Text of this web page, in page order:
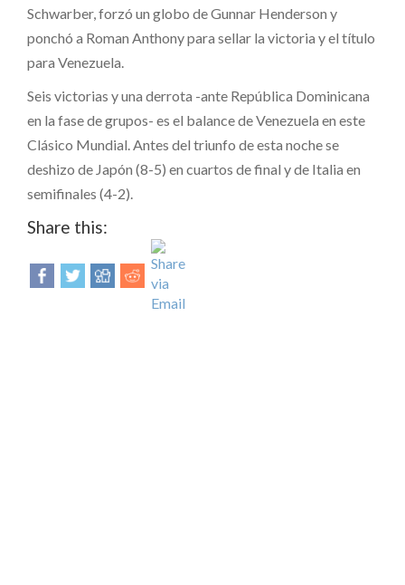
Schwarber, forzó un globo de Gunnar Henderson y
ponchó a Roman Anthony para sellar la victoria y el título
para Venezuela.
Seis victorias y una derrota -ante República Dominicana
en la fase de grupos- es el balance de Venezuela en este
Clásico Mundial. Antes del triunfo de esta noche se
deshizo de Japón (8-5) en cuartos de final y de Italia en
semifinales (4-2).
Share this: